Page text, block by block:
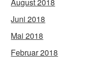
August 2018
Juni 2018
Mai 2018
Februar 2018